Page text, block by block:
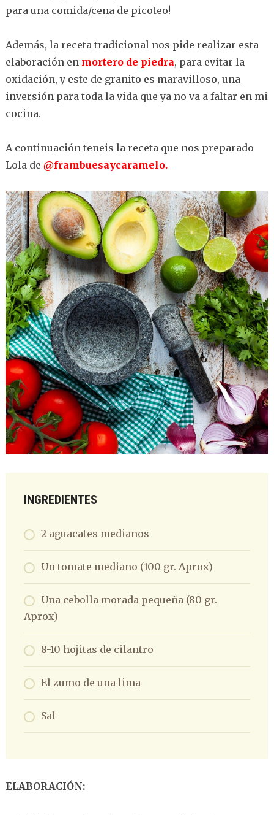
para una comida/cena de picoteo!
Además, la receta tradicional nos pide realizar esta
elaboración en mortero de piedra, para evitar la
oxidación, y este de granito es maravilloso, una
inversión para toda la vida que ya no va a faltar en mi
cocina.
A continuación teneis la receta que nos preparado
Lola de @frambuesaycaramelo.
INGREDIENTES
2 aguacates medianos
Un tomate mediano (100 gr. Aprox)
Una cebolla morada pequeña (80 gr.
Aprox)
8-10 hojitas de cilantro
El zumo de una lima
Sal
ELABORACIÓN: